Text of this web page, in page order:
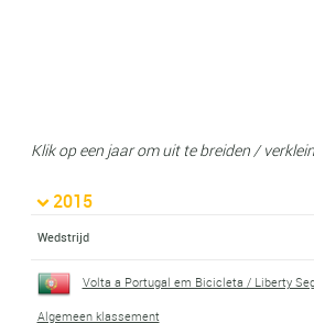
Klik op een jaar om uit te breiden /
2015
Wedstrijd
Volta a Portugal em Bicicleta / Liberty
Algemeen klassement